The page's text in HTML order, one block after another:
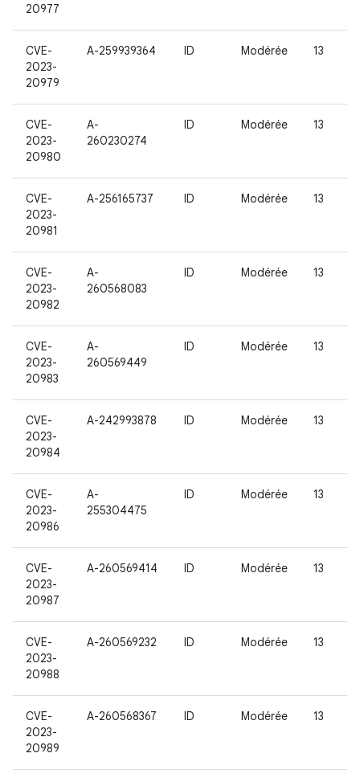
20977
CVE-
2023-
20979
A-259939364 ID Modérée 13
CVE-
2023-
20980
A-
260230274
ID Modérée 13
CVE-
2023-
20981
A-256165737 ID Modérée 13
CVE-
2023-
20982
A-
260568083
ID Modérée 13
CVE-
2023-
20983
A-
260569449
ID Modérée 13
CVE-
2023-
20984
A-242993878 ID Modérée 13
CVE-
2023-
20986
A-
255304475
ID Modérée 13
CVE-
2023-
20987
A-260569414 ID Modérée 13
CVE-
2023-
20988
A-260569232 ID Modérée 13
CVE-
2023-
20989
A-260568367 ID Modérée 13